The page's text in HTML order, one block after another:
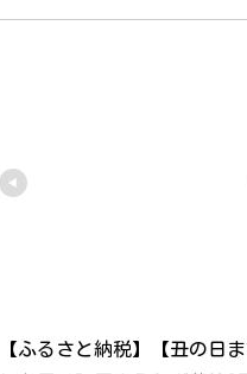
【ふるさと納税】【丑の日